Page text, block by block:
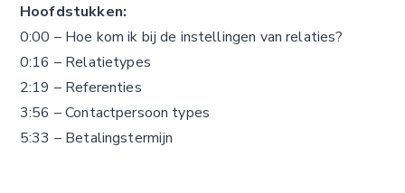
Hoofdstukken:
0:00 – Hoe kom ik bij de instellingen van relaties?
0:16 – Relatietypes
2:19 – Referenties
3:56 – Contactpersoon types
5:33 – Betalingstermijn